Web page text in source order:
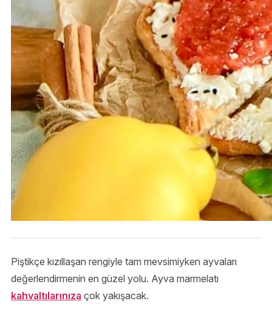
Piştikçe kızıllaşan rengiyle tam mevsimiyken ayvaları
değerlendirmenin en güzel yolu. Ayva marmelatı
kahvaltılarınıza çok yakışacak.